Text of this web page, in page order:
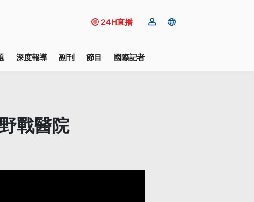
24H直播
深度報導 副刊 節目 國際記者
戰醫院